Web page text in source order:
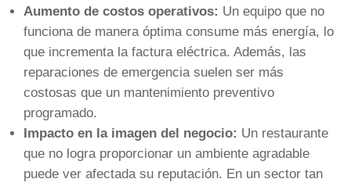
Aumento de costos operativos: Un equipo que no
funciona de manera óptima consume más energía, lo
que incrementa la factura eléctrica. Además, las
reparaciones de emergencia suelen ser más
costosas que un mantenimiento preventivo
programado.
Impacto en la imagen del negocio: Un restaurante
que no logra proporcionar un ambiente agradable
puede ver afectada su reputación. En un sector tan